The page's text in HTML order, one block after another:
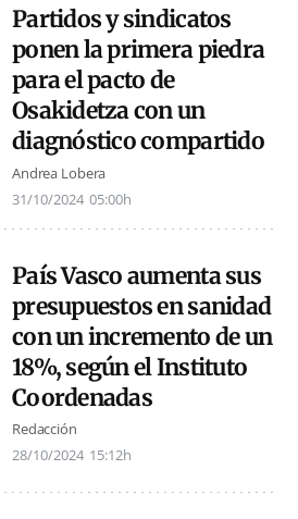
Partidos y sindicatos
ponen la primera piedra
para el pacto de
Osakidetza con un
diagnóstico compartido
Andrea Lobera
31/10/2024 05:00h
País Vasco aumenta sus
presupuestos en sanidad
con un incremento de un
18%, según el Instituto
Coordenadas
Redacción
28/10/2024 15:12h